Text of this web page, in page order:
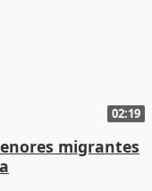
02:19
migrantes